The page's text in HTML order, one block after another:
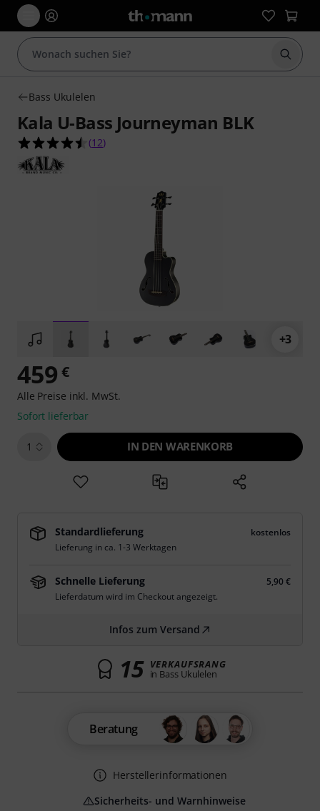
Suche
Bass Ukulelen
Kala U-Bass Journeyman BLK
4.5 von 5 Sternen aus 12 Kundenbewertungen
(12)
+3
459 €
Alle Preise inkl. MwSt.
Sofort lieferbar
1 IN DEN WARENKORB
Standardlieferung
kostenlos
Lieferung in ca. 1-3 Werktagen
Schnelle Lieferung
5,90 €
Lieferdatum wird im Checkout angezeigt.
Infos zum Versand
15 VERKAUFSRANG
in Bass Ukulelen
Beratung
Herstellerinformationen
Sicherheits- und Warnhinweise